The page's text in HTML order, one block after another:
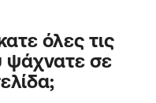
όλες τις
ψάχνατε σε